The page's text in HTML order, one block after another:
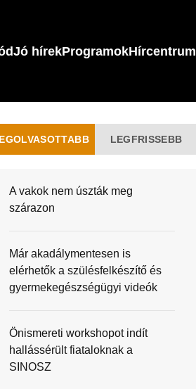
Jó hírekProgramokHírcentrum
LEGFRISSEBB
A vakok nem úszták meg
szárazon
Már akadálymentesen is
elérhetők a szülésfelkészítő és
gyermekegészségügyi videók
Önismereti workshopot indít
hallássérült fiataloknak a
SINOSZ